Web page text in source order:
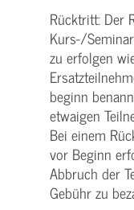
Rücktritt: Der
Kurs-/­
zu erfolgen
beginn
etwaigen
Bei einem
vor Beginn
Abbruch der
Gebühr zu